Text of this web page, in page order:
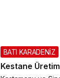
BATI KARADENİZ
Kestane